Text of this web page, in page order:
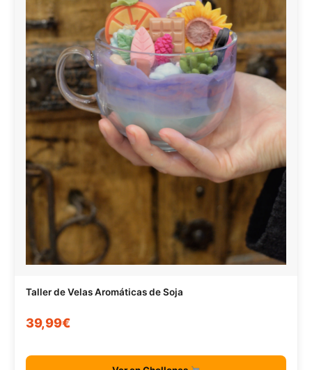
Taller de Velas Aromáticas de Soja
39,99€